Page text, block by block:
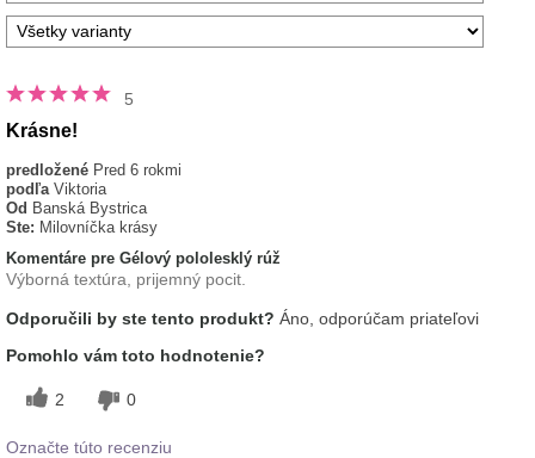
5
Krásne!
predložené Pred 6 rokmi
podľa Viktoria
Od Banská Bystrica
Ste: Milovníčka krásy
Komentáre pre Gélový pololesklý rúž
Výborná textúra, prijemný pocit.
Odporučili by ste tento produkt? Áno, odporúčam priateľovi
Pomohlo vám toto hodnotenie?
2 0
Označte túto recenziu